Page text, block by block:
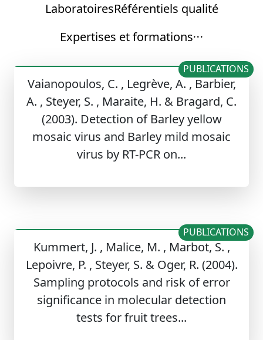
LaboratoiresRéférentiels qualité
Expertises et formations
Vaianopoulos, C. , Legrève, A. , Barbier,
A. , Steyer, S. , Maraite, H. & Bragard, C.
(2003). Detection of Barley yellow
mosaic virus and Barley mild mosaic
virus by RT-PCR on...
PUBLICATIONS
Kummert, J. , Malice, M. , Marbot, S. ,
Lepoivre, P. , Steyer, S. & Oger, R. (2004).
Sampling protocols and risk of error
significance in molecular detection
tests for fruit trees...
PUBLICATIONS